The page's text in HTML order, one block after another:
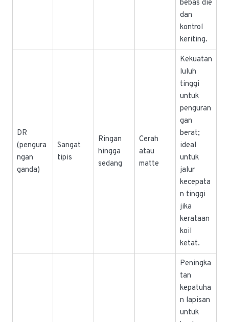
bebas die
dan
kontrol
keriting.
DR
(pengura
ngan
ganda)
Sangat
tipis
Ringan
hingga
sedang
Cerah
atau
matte
Kekuatan
luluh
tinggi
untuk
penguran
gan
berat;
ideal
untuk
jalur
kecepata
n tinggi
jika
kerataan
koil
ketat.
Peningka
tan
kepatuha
n lapisan
untuk